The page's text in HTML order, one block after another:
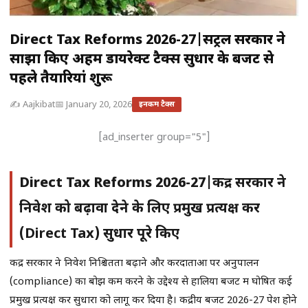
Direct Tax Reforms 2026-27|सेंट्रल सरकार ने
साझा किए अहम डायरेक्ट टैक्स सुधार के बजट से
पहले तैयारियां शुरू
✍️ Aajkibat📅 January 20, 2026 इनकम टैक्स
[ad_inserter group="5"]
Direct Tax Reforms 2026-27| केंद्र सरकार ने
निवेश को बढ़ावा देने के लिए प्रमुख प्रत्यक्ष कर
(Direct Tax) सुधार पूरे किए
केंद्र सरकार ने निवेश निश्चितता बढ़ाने और करदाताओं पर अनुपालन
(compliance) का बोझ कम करने के उद्देश्य से हालिया बजट में घोषित कई
प्रमुख प्रत्यक्ष कर सुधारों को लागू कर दिया है। केंद्रीय बजट 2026-27 पेश होने